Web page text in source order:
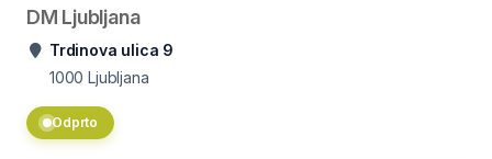
DM Ljubljana
Trdinova ulica 9
1000 Ljubljana
Odprto